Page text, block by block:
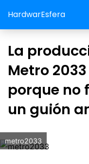
HardwarEsfera
La
Metro
porque no
un guión
metro2033